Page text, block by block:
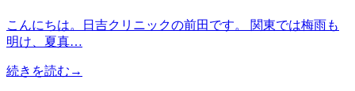
こんにちは。日吉クリニックの前田です。 関東では梅雨も
明け、夏真…
続きを読む→